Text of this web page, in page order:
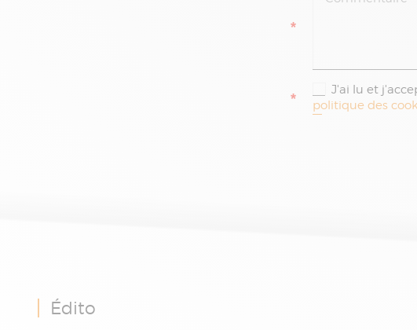
*
*
J'ai lu et
politique des
Édito